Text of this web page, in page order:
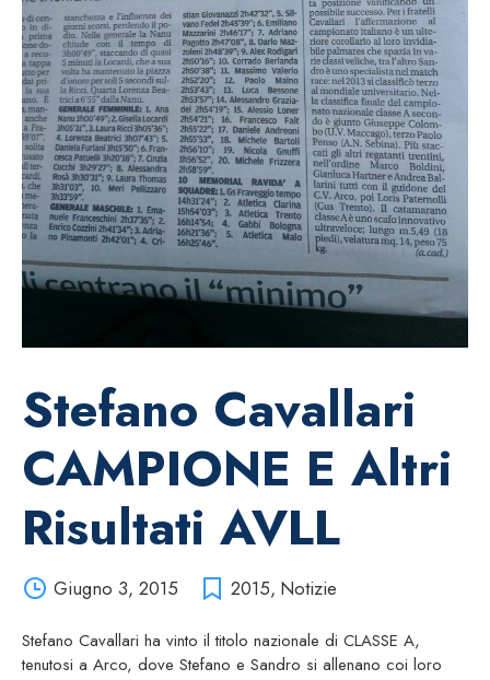
Stefano Cavallari
CAMPIONE E Altri
Risultati AVLL
Giugno 3, 2015 2015, Notizie
Stefano Cavallari ha vinto il titolo nazionale di CLASSE A,
tenutosi a Arco, dove Stefano e Sandro si allenano coi loro